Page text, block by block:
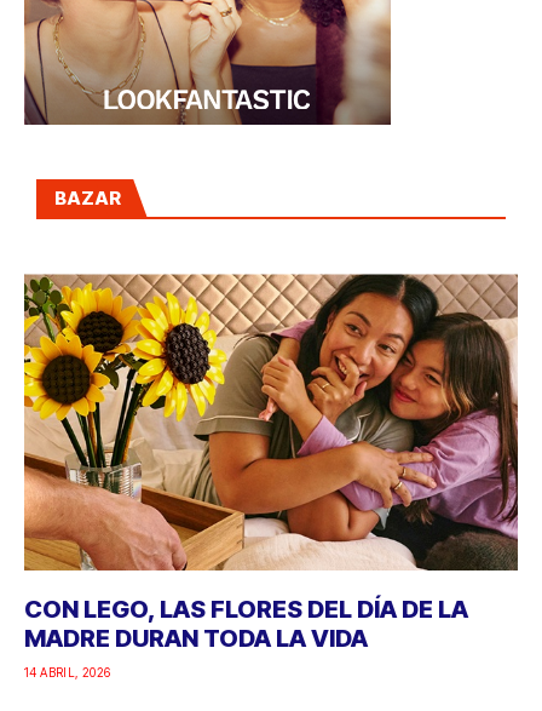
BAZAR
CON LEGO, LAS FLORES DEL DÍA DE LA
MADRE DURAN TODA LA VIDA
14 ABRIL, 2026